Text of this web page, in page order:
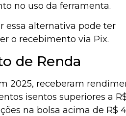
no uso da ferramenta.
essa alternativa pode ter
o recebimento via Pix.
de Renda
2025, receberam
isentos superiores a
na bolsa acima de R$